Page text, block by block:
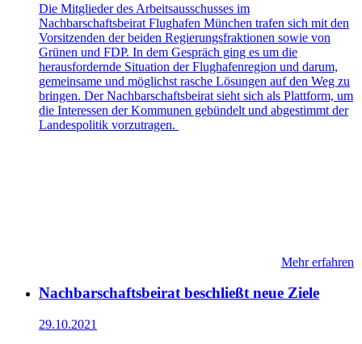
Die Mitglieder des Arbeitsausschusses im
Nachbarschaftsbeirat Flughafen München trafen sich mit den
Vorsitzenden der beiden Regierungsfraktionen sowie von
Grünen und FDP. In dem Gespräch ging es um die
herausfordernde Situation der Flughafenregion und darum,
gemeinsame und möglichst rasche Lösungen auf den Weg zu
bringen. Der Nachbarschaftsbeirat sieht sich als Plattform, um
die Interessen der Kommunen gebündelt und abgestimmt der
Landespolitik vorzutragen.
Mehr erfahren
Nachbarschaftsbeirat beschließt neue Ziele
29.10.2021